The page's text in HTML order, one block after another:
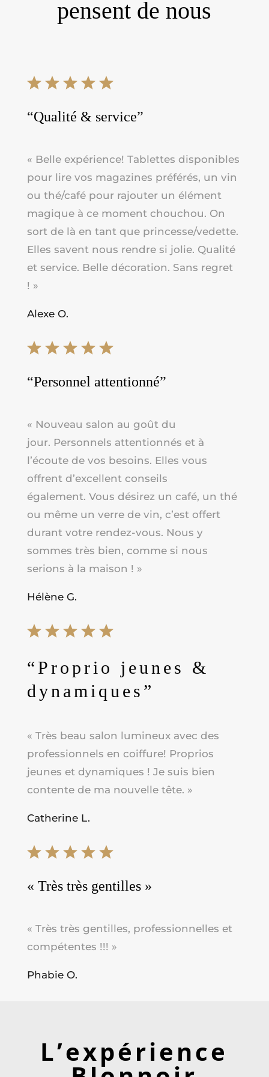
pensent de nous
“Qualité & service”
« Belle expérience! Tablettes disponibles
pour lire vos magazines préférés, un vin
ou thé/café pour rajouter un élément
magique à ce moment chouchou. On
sort de là en tant que princesse/vedette.
Elles savent nous rendre si jolie. Qualité
et service. Belle décoration. Sans regret
! »
Alexe O.
“Personnel attentionné”
« Nouveau salon au goût du
jour. Personnels attentionnés et à
l’écoute de vos besoins. Elles vous
offrent d’excellent conseils
également. Vous désirez un café, un thé
ou même un verre de vin, c’est offert
durant votre rendez-vous. Nous y
sommes très bien, comme si nous
serions à la maison ! »
Hélène G.
“Proprio jeunes &
dynamiques”
« Très beau salon lumineux avec des
professionnels en coiffure! Proprios
jeunes et dynamiques ! Je suis bien
contente de ma nouvelle tête. »
Catherine L.
« Très très gentilles »
« Très très gentilles, professionnelles et
compétentes !!! »
Phabie O.
L’expérience